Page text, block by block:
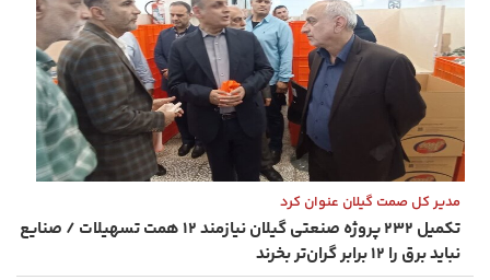
مدیر کل صمت گیلان عنوان کرد
تکمیل ۲۳۲ پروژه صنعتی گیلان نیازمند ۱۲ همت تسهیلات / صنایع
نباید برق را ۱۲ برابر گران‌تر بخرند